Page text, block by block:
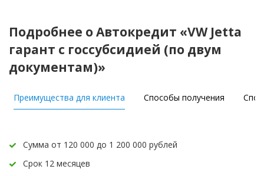
Подробнее о Автокредит «VW Jetta
гарант с госсубсидией (по двум
документам)»
Преимущества для клиента Способы получения
Сумма от 120 000 до 1 200 000 рублей
Срок 12 месяцев